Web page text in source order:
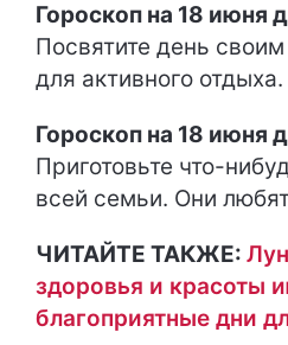
Гороскоп на 18 июня
Посвятите день
для активного отдыха.
Гороскоп на 18 июня
Приготовьте что-
всей семьи. Они
ЧИТАЙТЕ ТАКЖЕ:
здоровья и красоты
благоприятные дни